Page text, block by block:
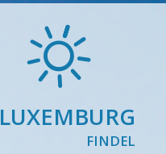
LUXEMBURG
FINDEL